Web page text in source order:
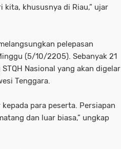
kita, khususnya di Riau,” ujar
pelepasan
(5/10/2205). Sebanyak 21
Nasional yang akan digelar
Tenggara.
para peserta. Persiapan
dan luar biasa,” ungkap